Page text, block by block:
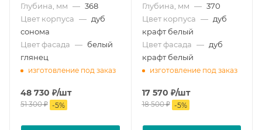
Глубина, мм — 368
Цвет корпуса — дуб
сонома
Цвет фасада — белый
глянец
изготовление под заказ
48 730 ₽/шт
51 300₽ -5%
Глубина, мм — 370
Цвет корпуса — дуб
крафт белый
Цвет фасада — дуб
крафт белый
изготовление под заказ
17 570 ₽/шт
18 500₽ -5%